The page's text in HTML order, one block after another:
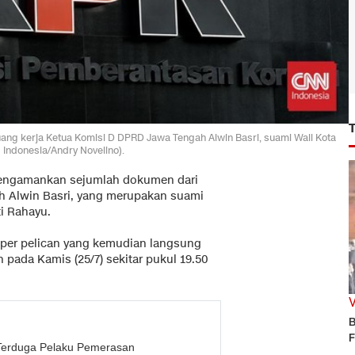
kerja Ketua Komisi D DPRD Jawa Tengah Alwin Basri, suami Wali Kota
Andry Novelino).
sejumlah dokumen dari
Alwin Basri, yang merupakan suami
Rahayu.
pelican yang kemudian langsung
Kamis (25/7) sekitar pukul 19.50
Pelaku Pemerasan